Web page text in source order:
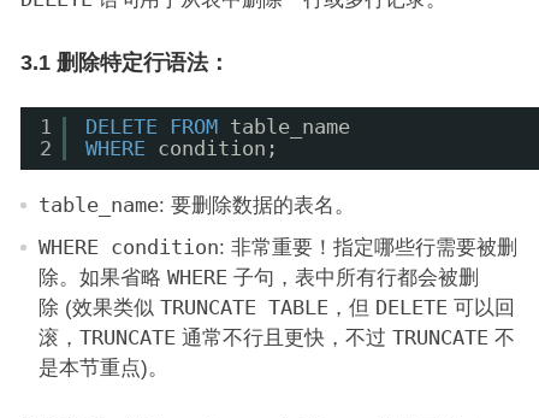
3.1 删除特定行语法：
1
2
DELETE FROM table_name
WHERE
condition;
table_name: 要删除数据的表名。
WHERE condition: 非常重要！指定哪些行需要被删
除。如果省略 WHERE 子句，表中所有行都会被删
除 (效果类似 TRUNCATE TABLE ，但 DELETE 可以回
滚， TRUNCATE 通常不行且更快，不过 TRUNCATE 不
是本节重点)。